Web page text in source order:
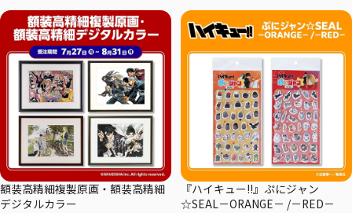
額装高精細複製原画・額装高精細
デジタルカラー
『ハイキュー!!』ぷにジャン
☆SEAL－ORANGE－ /－RED－